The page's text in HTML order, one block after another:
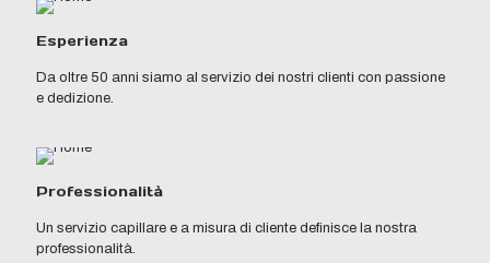
Esperienza
Da oltre 50 anni siamo al servizio dei nostri clienti con passione
e dedizione.
Professionalità
Un servizio capillare e a misura di cliente definisce la nostra
professionalità.